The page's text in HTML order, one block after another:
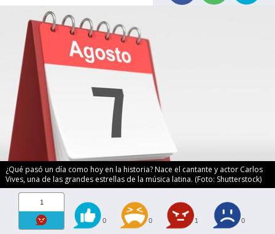
¿Qué pasó un día como hoy en la historia? Nace el cantante y actor Carlos
Vives, una de las grandes estrellas de la música latina. (Foto: Shutterstock)
1
0 0 1 0